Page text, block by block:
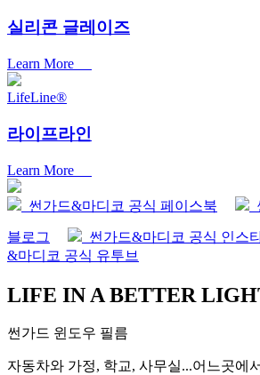
실리콘 글레이즈
Learn More
LifeLine®
라이프라인
Learn More
썬가드&마디코 공식 페이스북
블로그 썬가드&마디코 공식 인스
&마디코 공식 유투브
LIFE IN A BETTER
썬가드 윈도우 필름
자동차와 가정, 학교, 사무실...어느곳에